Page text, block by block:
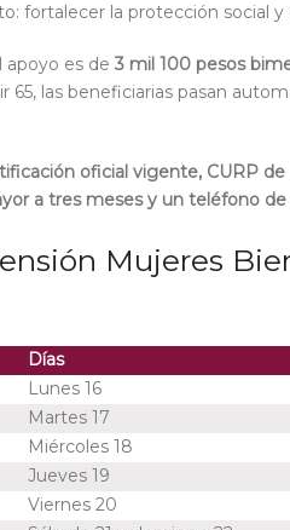
: fortalecer la protección social
apoyo es de 3 mil 100 pesos
65, las beneficiarias pasan
oficial vigente, CURP
a tres meses y un teléfono
Mujeres
Días
Lunes 16
Martes 17
Miércoles 18
Jueves 19
Viernes 20